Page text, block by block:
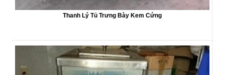
Thanh Lý Tủ Trưng Bày Kem Cứng